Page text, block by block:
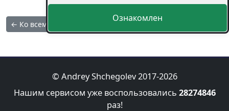
← Ко всем статьям
© Andrey Shchegolev 2017-2026
Нашим сервисом уже воспользовались 28274846
раз!
Ознакомлен